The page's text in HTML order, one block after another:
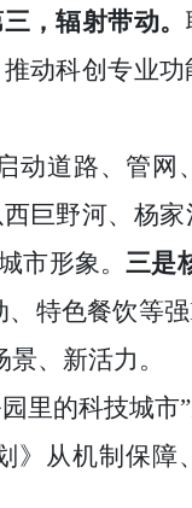
，辐射带动。
动科创专业
动道路、管网
西巨野河、杨
市形象。三是
特色餐饮等
、新活力。
里的科技城市
》从机制保障